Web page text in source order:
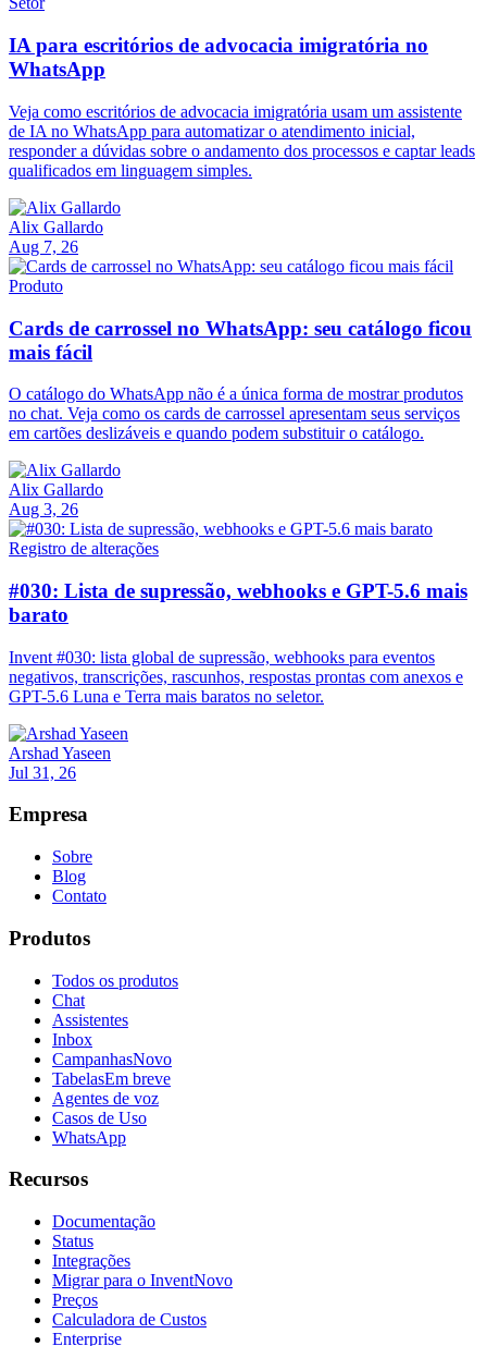
IA para escritórios de advocacia imigratória no
WhatsApp
Veja como escritórios de advocacia imigratória usam um assistente
de IA no WhatsApp para automatizar o atendimento inicial,
responder a dúvidas sobre o andamento dos processos e captar leads
qualificados em linguagem simples.
Alix Gallardo
Aug 7, 26
Produto
Cards de carrossel no WhatsApp: seu catálogo ficou
mais fácil
O catálogo do WhatsApp não é a única forma de mostrar produtos
no chat. Veja como os cards de carrossel apresentam seus serviços
em cartões deslizáveis e quando podem substituir o catálogo.
Alix Gallardo
Aug 3, 26
Registro de alterações
#030: Lista de supressão, webhooks e GPT-5.6 mais
barato
Invent #030: lista global de supressão, webhooks para eventos
negativos, transcrições, rascunhos, respostas prontas com anexos e
GPT-5.6 Luna e Terra mais baratos no seletor.
Arshad Yaseen
Jul 31, 26
Empresa
Sobre
Blog
Contato
Produtos
Todos os produtos
Chat
Assistentes
Inbox
CampanhasNovo
TabelasEm breve
Agentes de voz
Casos de Uso
WhatsApp
Recursos
Documentação
Status
Integrações
Migrar para o InventNovo
Preços
Calculadora de Custos
Enterprise